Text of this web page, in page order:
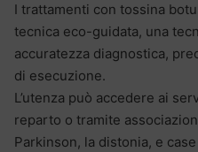
I trattamenti con tossina
tecnica eco-guidata, una
accuratezza diagnostica,
di esecuzione.
L’utenza può accedere ai
reparto o tramite
Parkinson, la distonia, e